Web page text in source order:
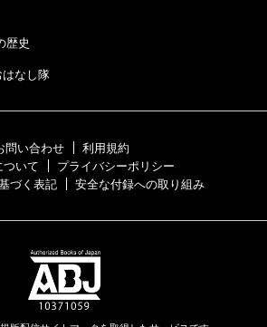
歴史
なし隊
問い合わせ
利用規約
いて
プライバシーポリシー
づく表記
安全な付録への取り組み